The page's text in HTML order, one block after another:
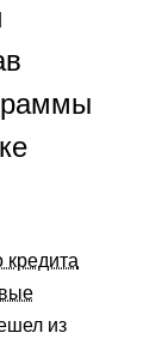
кредита
из